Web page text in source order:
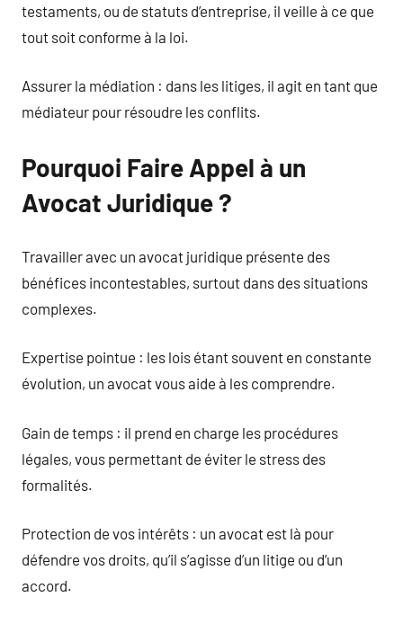
testaments, ou de statuts d’entreprise, il veille à ce que
tout soit conforme à la loi.
Assurer la médiation : dans les litiges, il agit en tant que
médiateur pour résoudre les conflits.
Pourquoi Faire Appel à un
Avocat Juridique ?
Travailler avec un avocat juridique présente des
bénéfices incontestables, surtout dans des situations
complexes.
Expertise pointue : les lois étant souvent en constante
évolution, un avocat vous aide à les comprendre.
Gain de temps : il prend en charge les procédures
légales, vous permettant de éviter le stress des
formalités.
Protection de vos intérêts : un avocat est là pour
défendre vos droits, qu’il s’agisse d’un litige ou d’un
accord.